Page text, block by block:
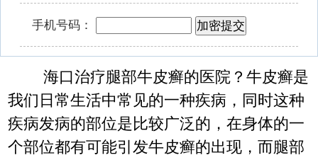
手机号码：
海口治疗腿部牛皮癣的医院？牛皮癣是
我们日常生活中常见的一种疾病，同时这种
疾病发病的部位是比较广泛的，在身体的一
个部位都有可能引发牛皮癣的出现，而腿部